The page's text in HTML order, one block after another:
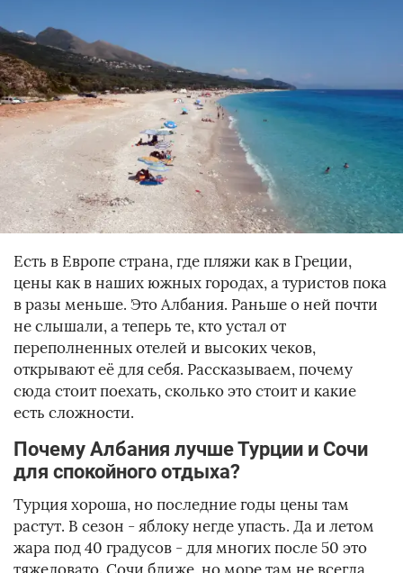
Есть в Европе страна, где пляжи как в Греции,
цены как в наших южных городах, а туристов пока
в разы меньше. Это Албания. Раньше о ней почти
не слышали, а теперь те, кто устал от
переполненных отелей и высоких чеков,
открывают её для себя. Рассказываем, почему
сюда стоит поехать, сколько это стоит и какие
есть сложности.
Почему Албания лучше Турции и Сочи
для спокойного отдыха?
Турция хороша, но последние годы цены там
растут. В сезон - яблоку негде упасть. Да и летом
жара под 40 градусов - для многих после 50 это